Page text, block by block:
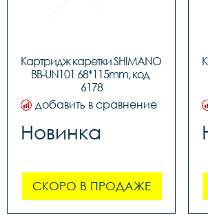
Картридж каретки SHIMANO
BB-UN101 68*115mm, код
6178
добавить в сравнение
Новинка
СКОРО В ПРОДАЖЕ